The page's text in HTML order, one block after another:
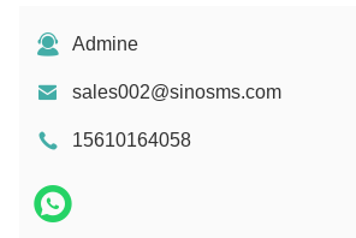
Admine
sales002@sinosms.com
15610164058